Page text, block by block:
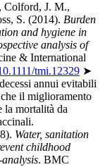
Colford, J. M.,
S. (2014). Burden
and hygiene in
analysis of
& International
tmi.12329 ➤
annui evitabili
il miglioramento
la mortalità da
Water, sanitation
childhood
. BMC